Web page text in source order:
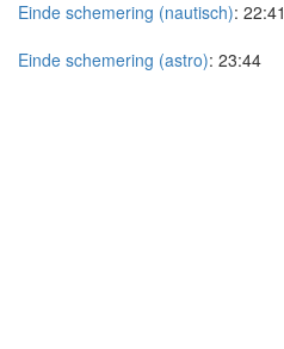
Einde schemering (nautisch): 22:41
Einde schemering (astro): 23:44